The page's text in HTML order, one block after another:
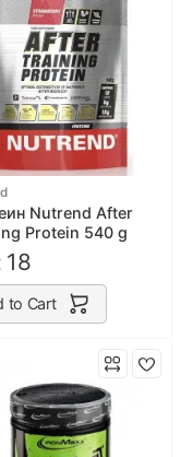
Nutrend After
Protein 540 g
18
to Cart